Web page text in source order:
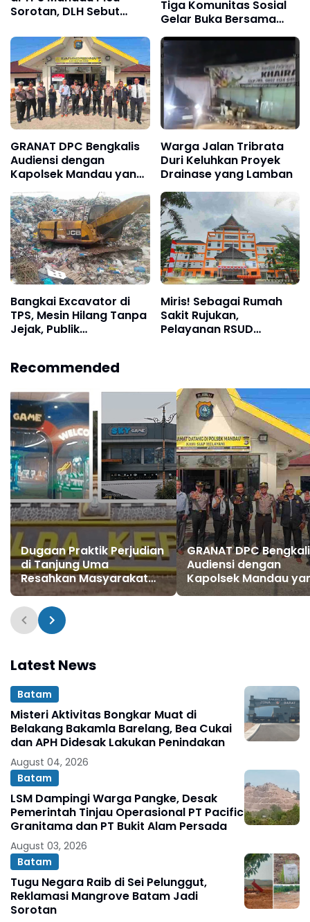
Sorotan, DLH Sebut
Minta Transparansi
Tiga Komunitas Sosial
Gelar Buka Bersama
Kolaborasi Relawan
GRANAT DPC Bengkalis
Audiensi dengan
Kapolsek Mandau yang
Baru, Perkuat Sinergi
Perang Melawan
Narkotika
Warga Jalan Tribrata
Duri Keluhkan Proyek
Drainase yang Lamban
Bangkai Excavator di
TPS, Mesin Hilang Tanpa
Jejak, Publik
Miris! Sebagai Rumah
Sakit Rujukan,
Pelayanan RSUD
Recommended
Dugaan Praktik Perjudian
di Tanjung Uma
Resahkan Masyarakat
dan Tokoh Kota Batam
GRANAT DPC
Audiensi dengan
Kapolsek Mandau
Baru, Perkuat Sinergi
Latest News
Batam
Misteri Aktivitas Bongkar Muat di
Belakang Bakamla Barelang, Bea Cukai
dan APH Didesak Lakukan Penindakan
August 04, 2026
Batam
LSM Dampingi Warga Pangke, Desak
Pemerintah Tinjau Operasional PT Pacific
Granitama dan PT Bukit Alam Persada
August 03, 2026
Batam
Tugu Negara Raib di Sei Pelunggut,
Reklamasi Mangrove Batam Jadi
Sorotan